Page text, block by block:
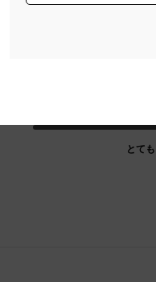
とて